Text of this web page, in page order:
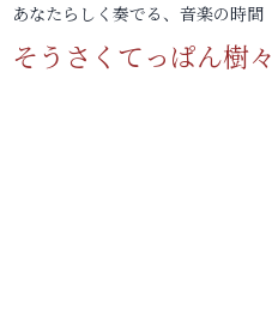
あなたらしく奏でる、音楽の時間
そうさくてっぱん樹々